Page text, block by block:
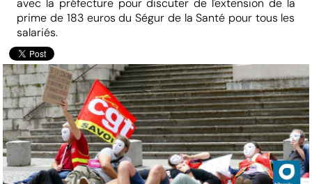
avec la préfecture pour discuter de l'extension de la
prime de 183 euros du Ségur de la Santé pour tous les
salariés.